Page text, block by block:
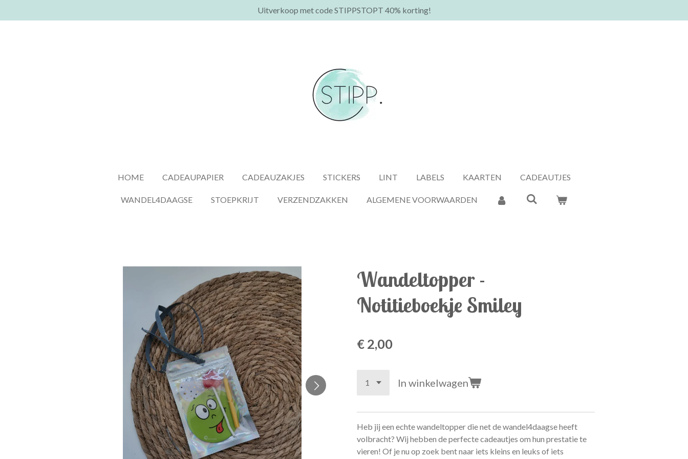
direct
Uitverkoop met code STIPPSTOPT 40% korting!
HOME CADEAUPAPIER CADEAUZAKJES STICKERS LINT LABELS KAARTEN CADEAUTJES
WANDEL4DAAGSE STOEPKRIJT VERZENDZAKKEN ALGEMENE VOORWAARDEN
Wandeltopper -
Notitieboekje Smiley
€ 2,00
In winkelwagen
Heb jij een echte wandeltopper die net de wandel4daagse heeft
volbracht? Wij hebben de perfecte cadeautjes om hun prestatie te
vieren! Of je nu op zoek bent naar iets kleins en leuks of iets